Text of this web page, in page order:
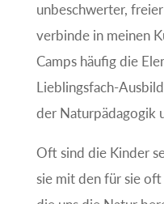
unbeschwerter,
verbinde in meinen
Camps häufig die
Lieblingsfach-
der Naturpädagogik
Oft sind die Kinder
sie mit den für sie